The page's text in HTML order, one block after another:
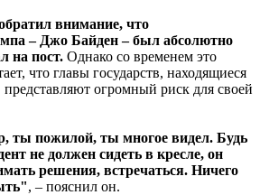
внимание, что
– Джо Байден – был абсолютно
на пост. Однако со временем это
что главы государств, находящиеся
представляют огромный риск для своей
ты пожилой, ты многое видел. Будь
не должен сидеть в кресле, он
решения, встречаться. Ничего
, – пояснил он.